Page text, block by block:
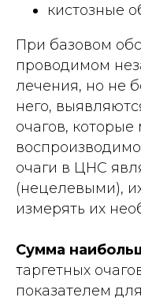
кистозные
При базовом
проводимом
лечения, но не
него,
очагов, которые
очаги в ЦНС
(нецелевыми),
измерять их
Сумма
таргетных
показателем